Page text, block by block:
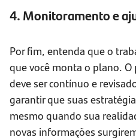
4. Monitoramento e
Por fim, entenda que o
que você monta o plano.
deve ser contínuo e
garantir que suas
mesmo quando sua
novas informações